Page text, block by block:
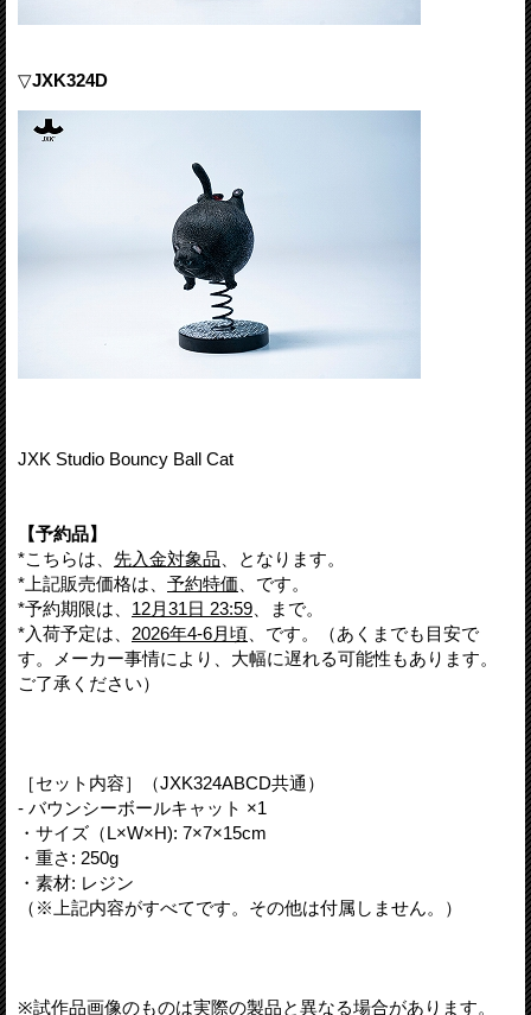
▽JXK324D
JXK Studio Bouncy Ball Cat
【予約品】
*こちらは、 先入金対象品 、となります。
*上記販売価格は、 予約特価 、です。
*予約期限は、 12月31日 23:59 、まで。
*入荷予定は、 2026年4-6月頃 、です。（あくまでも目安で
す。メーカー事情により、大幅に遅れる可能性もあります。
ご了承ください）
［セット内容］（JXK324ABCD共通）
- バウンシーボールキャット ×1
・サイズ（L×W×H): 7×7×15cm
・重さ: 250g
・素材: レジン
（※上記内容がすべてです。その他は付属しません。）
※試作品画像のものは実際の製品と異なる場合があります。